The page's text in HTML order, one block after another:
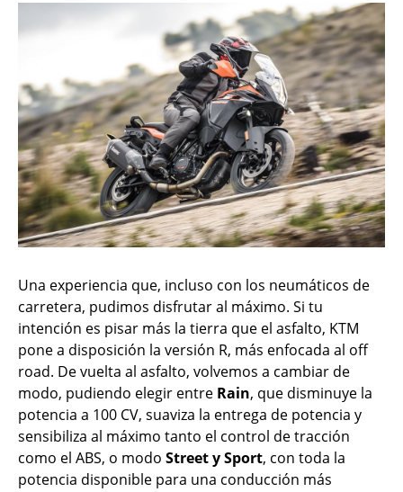
Una experiencia que, incluso con los neumáticos de
carretera, pudimos disfrutar al máximo. Si tu
intención es pisar más la tierra que el asfalto, KTM
pone a disposición la versión R, más enfocada al off
road. De vuelta al asfalto, volvemos a cambiar de
modo, pudiendo elegir entre Rain, que disminuye la
potencia a 100 CV, suaviza la entrega de potencia y
sensibiliza al máximo tanto el control de tracción
como el ABS, o modo Street y Sport, con toda la
potencia disponible para una conducción más